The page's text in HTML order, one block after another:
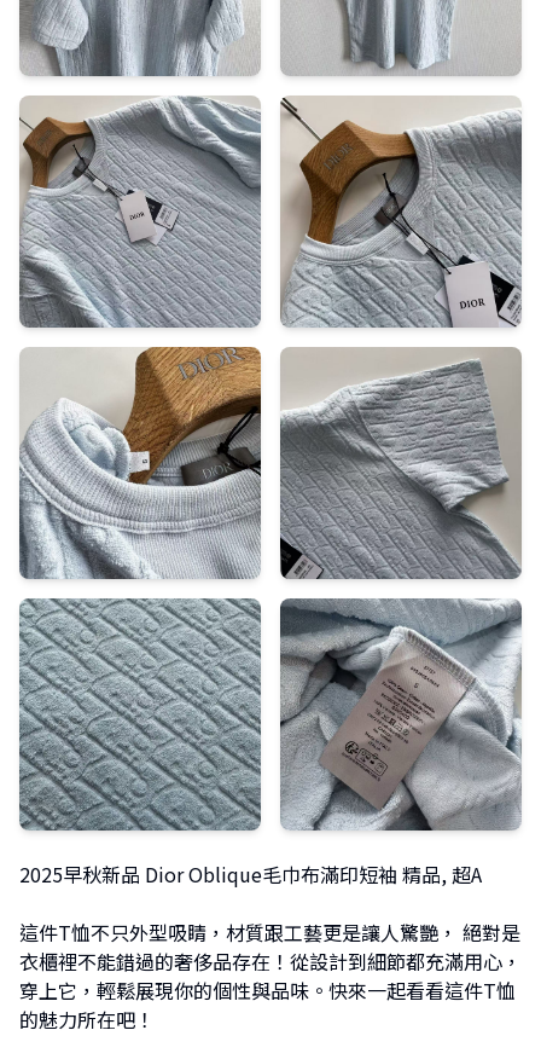
2025早秋新品 Dior Oblique毛巾布滿印短袖 精品, 超A
這件T恤不只外型吸睛，材質跟工藝更是讓人驚艷， 絕對是
衣櫃裡不能錯過的奢侈品存在！從設計到細節都充滿用心，
穿上它，輕鬆展現你的個性與品味。快來一起看看這件T恤
的魅力所在吧！